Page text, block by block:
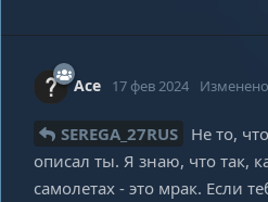
Ace 17 фев 2024 Изменено
SEREGA_27RUS
Не то,
описал ты. Я знаю, что так,
самолетах - это мрак. Если